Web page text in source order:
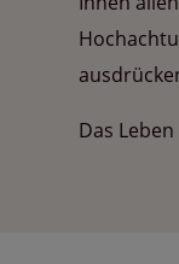
Das